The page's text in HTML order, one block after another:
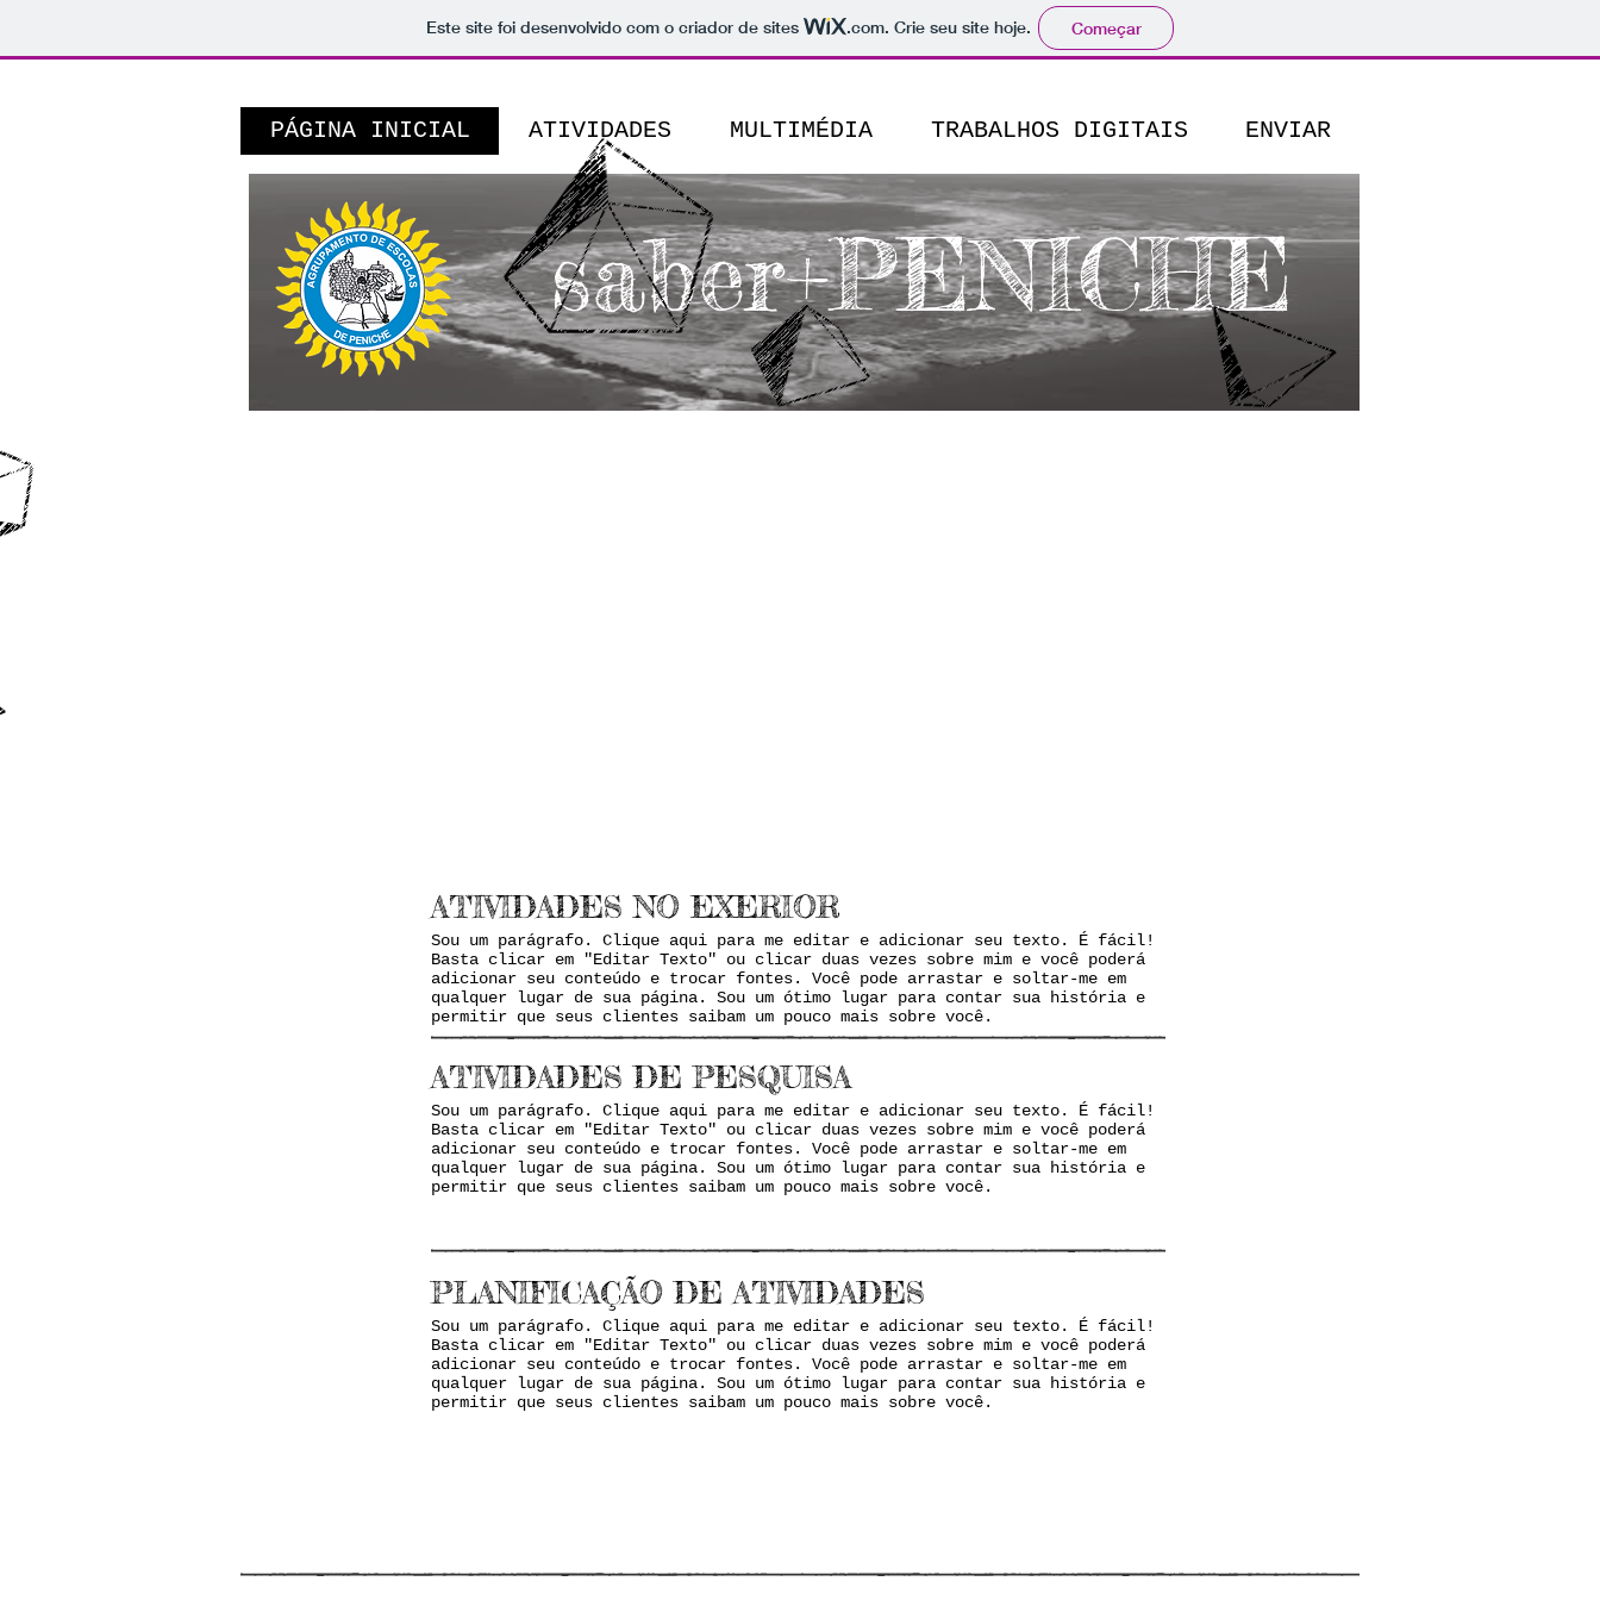
Este site foi desenvolvido com o criador de sites .com. Crie seu site hoje. Começar
PÁGINA INICIAL ATIVIDADES MULTIMÉDIA TRABALHOS DIGITAIS ENVIAR
saber+PENICHE
ATIVIDADES NO EXERIOR
Sou um parágrafo. Clique aqui para me editar e adicionar seu texto. É fácil!
Basta clicar em "Editar Texto" ou clicar duas vezes sobre mim e você poderá
adicionar seu conteúdo e trocar fontes. Você pode arrastar e soltar-me em
qualquer lugar de sua página. Sou um ótimo lugar para contar sua história e
permitir que seus clientes saibam um pouco mais sobre você.
ATIVIDADES DE PESQUISA
Sou um parágrafo. Clique aqui para me editar e adicionar seu texto. É fácil!
Basta clicar em "Editar Texto" ou clicar duas vezes sobre mim e você poderá
adicionar seu conteúdo e trocar fontes. Você pode arrastar e soltar-me em
qualquer lugar de sua página. Sou um ótimo lugar para contar sua história e
permitir que seus clientes saibam um pouco mais sobre você.
PLANIFICAÇÃO DE ATIVIDADES
Sou um parágrafo. Clique aqui para me editar e adicionar seu texto. É fácil!
Basta clicar em "Editar Texto" ou clicar duas vezes sobre mim e você poderá
adicionar seu conteúdo e trocar fontes. Você pode arrastar e soltar-me em
qualquer lugar de sua página. Sou um ótimo lugar para contar sua história e
permitir que seus clientes saibam um pouco mais sobre você.